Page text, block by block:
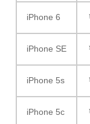
iPhone 6
iPhone SE
iPhone 5s
iPhone 5c